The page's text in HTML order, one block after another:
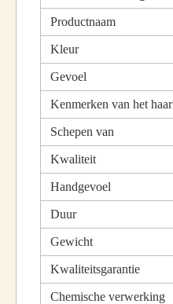
Productnaam
Kleur
Gevoel
Kenmerken van het haar
Schepen van
Kwaliteit
Handgevoel
Duur
Gewicht
Kwaliteitsgarantie
Chemische verwerking